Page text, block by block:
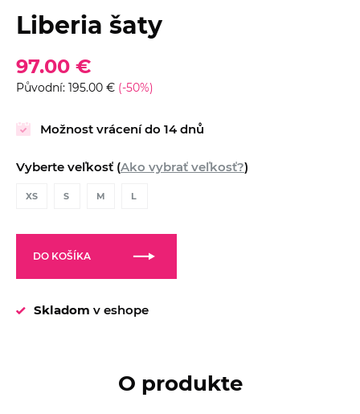
Liberia šaty
97.00 €
Původní: 195.00 € (-50%)
Možnost vrácení do 14 dnů
Vyberte veľkosť (Ako vybrať veľkosť?)
XS S M L
DO KOŠÍKA
Skladom v eshope
O produkte